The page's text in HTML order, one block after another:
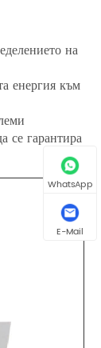
на
енергия към
се гарантира
WhatsApp
E-Mail